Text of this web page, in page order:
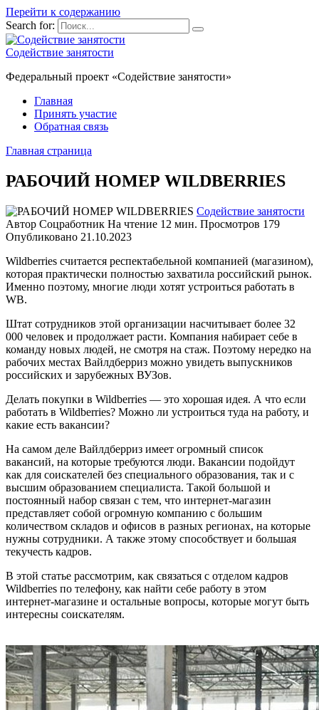
Перейти к содержанию
Search for:
Содействие занятости
Федеральный проект «Содействие занятости»
Главная
Принять участие
Обратная связь
Главная страница
РАБОЧИЙ НОМЕР WILDBERRIES
Содействие занятости
Автор Соцработник На чтение 12 мин. Просмотров 179
Опубликовано 21.10.2023
Wildberries считается респектабельной компанией (магазином),
которая практически полностью захватила российский рынок.
Именно поэтому, многие люди хотят устроиться работать в
WB.
Штат сотрудников этой организации насчитывает более 32
000 человек и продолжает расти. Компания набирает себе в
команду новых людей, не смотря на стаж. Поэтому нередко на
рабочих местах Вайлдберриз можно увидеть выпускников
российских и зарубежных ВУЗов.
Делать покупки в Wildberries — это хорошая идея. А что если
работать в Wildberries? Можно ли устроиться туда на работу, и
какие есть вакансии?
На самом деле Вайлдберриз имеет огромный список
вакансий, на которые требуются люди. Вакансии подойдут
как для соискателей без специального образования, так и с
высшим образованием специалиста. Такой большой и
постоянный набор связан с тем, что интернет-магазин
представляет собой огромную компанию с большим
количеством складов и офисов в разных регионах, на которые
нужны сотрудники. А также этому способствует и большая
текучесть кадров.
В этой статье рассмотрим, как связаться с отделом кадров
Wildberries по телефону, как найти себе работу в этом
интернет-магазине и остальные вопросы, которые могут быть
интересны соискателям.